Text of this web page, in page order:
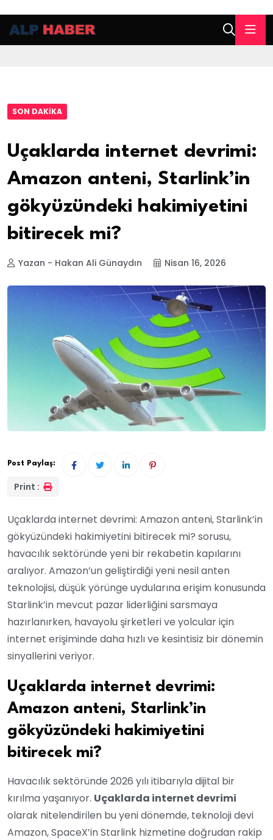
SON DAKIKA
Uçaklarda internet devrimi:
Amazon anteni, Starlink’in
gökyüzündeki hakimiyetini
bitirecek mi?
Yazan - Hakan Ali Günaydın Nisan 16, 2026
Post Paylaş:
Print :
Uçaklarda internet devrimi: Amazon anteni, Starlink’in
gökyüzündeki hakimiyetini bitirecek mi? sorusu,
havacılık sektöründe yeni bir rekabetin kapılarını
aralıyor. Amazon’un geliştirdiği yeni nesil anten
teknolojisi, düşük yörünge uydularına erişim konusunda
Starlink’in mevcut pazar liderliğini sarsmaya
hazırlanırken, havayolu şirketleri ve yolcular için
internet erişiminde daha hızlı ve kesintisiz bir dönemin
sinyallerini veriyor.
Uçaklarda internet devrimi:
Amazon anteni, Starlink’in
gökyüzündeki hakimiyetini
bitirecek mi?
Havacılık sektöründe 2026 yılı itibarıyla dijital bir
kırılma yaşanıyor. Uçaklarda internet devrimi
olarak nitelendirilen bu yeni dönemde, teknoloji devi
Amazon, SpaceX’in Starlink hizmetine doğrudan rakip